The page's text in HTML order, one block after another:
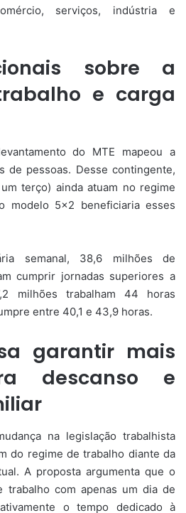
serviços, indústria e
sobre a
e carga
do MTE mapeou a
de pessoas. Desse contingente,
terço) ainda atuam no regime
modelo 5×2 beneficiaria esses
semanal, 38,6 milhões de
cumprir jornadas superiores a
milhões trabalham 44 horas
entre 40,1 e 43,9 horas.
garantir mais
descanso e
na legislação trabalhista
do regime de trabalho diante da
A proposta argumenta que o
trabalho com apenas um dia de
o tempo dedicado à